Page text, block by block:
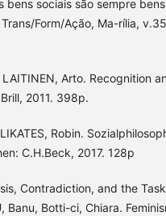
bens sociais são sempre bens
Form/Ação, Ma-rília,
LAITINEN, Arto. Recognition
2011. 398p.
Robin.
C.H.Beck, 2017. 128p
Contradiction, and the
Banu, Botti-ci, Chiara.